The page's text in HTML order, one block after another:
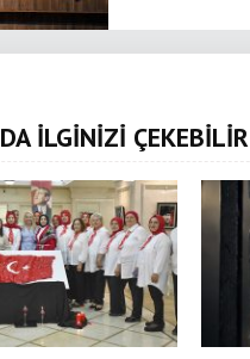
İLGİNİZİ ÇEKEBİLİR